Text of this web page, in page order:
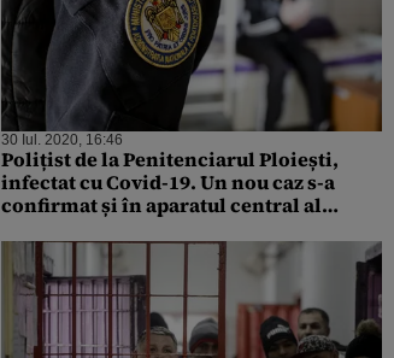
30 Iul. 2020, 16:46
Polițist de la Penitenciarul Ploiești,
infectat cu Covid-19. Un nou caz s-a
confirmat și în aparatul central al
Penitenciarelor